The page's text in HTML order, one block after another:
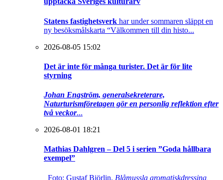
Statens fastighetsverk har under sommaren släppt en
ny besöksmålskarta “Välkommen till din histo...
2026-08-05 15:02
Det är inte för många turister. Det är för lite
styrning
Johan Engström, generalsekreterare,
Naturturismföretagen gör en personlig reflektion efter
två veckor...
2026-08-01 18:21
Mathias Dahlgren – Del 5 i serien ”Goda hållbara
exempel”
Foto: Gustaf Björlin. Blåmussla aromatiskdressing,